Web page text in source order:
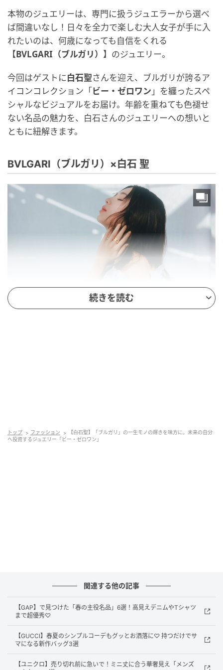
本物のジュエリーは、専門に扱うジュエラーから選べ
ば間違いなし！日々を全力で楽しむ大人女子が手に入
れたいのは、何歳になっても自信をくれる
【BVLGARI（ブルガリ） 】のジュエリー。
今回はゲストに白石聖さんを迎え、ブルガリが誇るア
イコンコレクション「ビー・ゼロワン 」を纏ったスペ
シャルなビジュアルをお届け。年齢を重ねても色褪せ
ない名品の魅力を、白石さんのジュエリーへの想いと
ともに紐解きます。
BVLGARI（ブルガリ）×白石 聖
1999年以来アイコンとして君臨する「ビー・ゼロワ
ン」。時を超えても色褪せることのないローマ建築の
考えた結果、ちょっと背伸びをして手に入れても、そ
れに見合う女性に成長したいと思えるジュエリー
がそ
うかなと思っています。
続きを読む
トップ ファッション
【白石聖】「ブルガリ」の一生モノの輝きを味方に。未来の自分
へ投資するジュエリー「ビー・ゼロワン」
関連する他の記事
【GAP】で見つけた「春の主役名品」6選！高見えデニムやTシャツ
まで超優秀♡
【GUCCI】春夏のシンプルコーデもグッとお洒落に♡ 持つだけでサ
マになる新作バッグ3選
【ユニクロ】売り切れ前に急いで！ミニ丈に合う華奢見え「メンズ